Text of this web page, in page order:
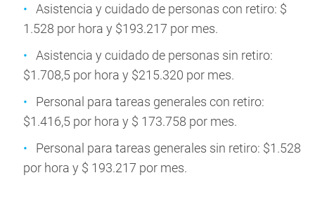
Asistencia y cuidado de personas con retiro: $
1.528 por hora y $193.217 por mes.
Asistencia y cuidado de personas sin retiro:
$1.708,5 por hora y $215.320 por mes.
Personal para tareas generales con retiro:
$1.416,5 por hora y $ 173.758 por mes.
Personal para tareas generales sin retiro: $1.528
por hora y $ 193.217 por mes.